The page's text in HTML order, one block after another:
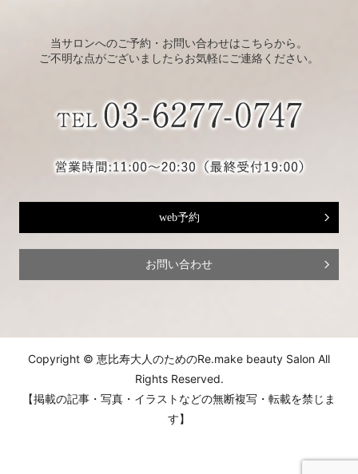
当サロンへのご予約・お問い合わせはこちらから。
ご不明な点がございましたらお気軽にご連絡ください。
web予約
お問い合わせ
Copyright © 恵比寿大人のためのRe.make beauty Salon All
Rights Reserved.
【掲載の記事・写真・イラストなどの無断複写・転載を禁じま
す】